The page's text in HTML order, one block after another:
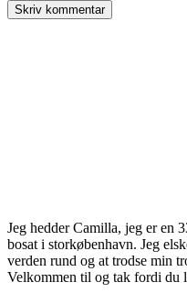
Jeg hedder Camilla, jeg er en
bosat i storkøbenhavn. Jeg
verden rund og at trodse min
Velkommen til og tak fordi du